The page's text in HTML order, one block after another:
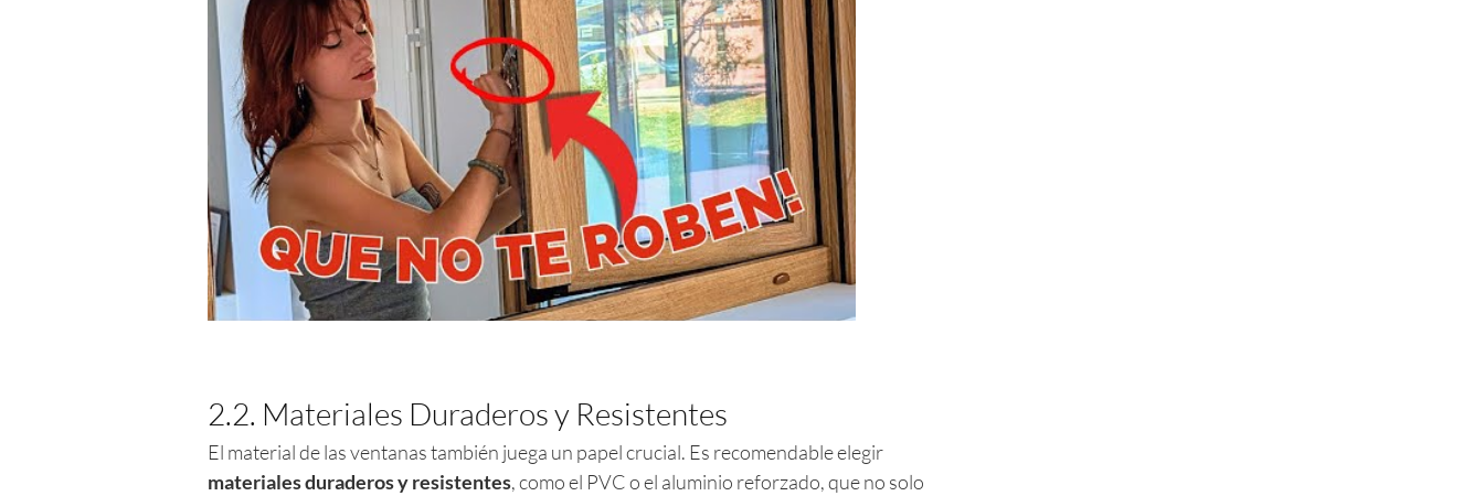
2.2. Materiales Duraderos y Resistentes
El material de las ventanas también juega un papel crucial. Es recomendable elegir
materiales duraderos y resistentes, como el PVC o el aluminio reforzado, que no solo